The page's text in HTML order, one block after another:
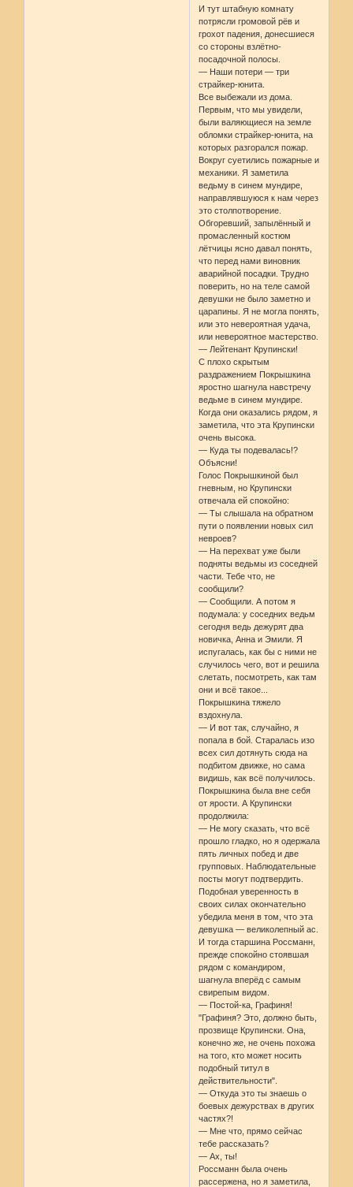
И тут штабную комнату
потрясли громовой рёв и
грохот падения, донесшиеся
со стороны взлётно-
посадочной полосы.
— Наши потери — три
страйкер-юнита.
Все выбежали из дома.
Первым, что мы увидели,
были валяющиеся на земле
обломки страйкер-юнита, на
которых разгорался пожар.
Вокруг суетились пожарные и
механики. Я заметила
ведьму в синем мундире,
направлявшуюся к нам через
это столпотворение.
Обгоревший, запылённый и
промасленный костюм
лётчицы ясно давал понять,
что перед нами виновник
аварийной посадки. Трудно
поверить, но на теле самой
девушки не было заметно и
царапины. Я не могла понять,
или это невероятная удача,
или невероятное мастерство.
— Лейтенант Крупински!
С плохо скрытым
раздражением Покрышкина
яростно шагнула навстречу
ведьме в синем мундире.
Когда они оказались рядом, я
заметила, что эта Крупински
очень высока.
— Куда ты подевалась!?
Объясни!
Голос Покрышкиной был
гневным, но Крупински
отвечала ей спокойно:
— Ты слышала на обратном
пути о появлении новых сил
невроев?
— На перехват уже были
подняты ведьмы из соседней
части. Тебе что, не
сообщили?
— Сообщили. А потом я
подумала: у соседних ведьм
сегодня ведь дежурят два
новичка, Анна и Эмили. Я
испугалась, как бы с ними не
случилось чего, вот и решила
слетать, посмотреть, как там
они и всё такое...
Покрышкина тяжело
вздохнула.
— И вот так, случайно, я
попала в бой. Старалась изо
всех сил дотянуть сюда на
подбитом движке, но сама
видишь, как всё получилось.
Покрышкина была вне себя
от ярости. А Крупински
продолжила:
— Не могу сказать, что всё
прошло гладко, но я одержала
пять личных побед и две
групповых. Наблюдательные
посты могут подтвердить.
Подобная уверенность в
своих силах окончательно
убедила меня в том, что эта
девушка — великолепный ас.
И тогда старшина Россманн,
прежде спокойно стоявшая
рядом с командиром,
шагнула вперёд с самым
свирепым видом.
— Постой-ка, Графиня!
"Графиня? Это, должно быть,
прозвище Крупински. Она,
конечно же, не очень похожа
на того, кто может носить
подобный титул в
действительности".
— Откуда это ты знаешь о
боевых дежурствах в других
частях?!
— Мне что, прямо сейчас
тебе рассказать?
— Ах, ты!
Россманн была очень
рассержена, но я заметила,